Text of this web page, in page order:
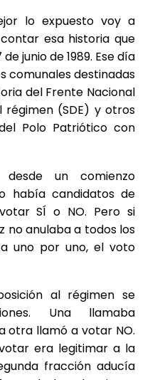
lo expuesto voy a
esa historia que
junio de 1989. Ese día
comunales destinadas
del Frente Nacional
(SDE) y otros
Polo Patriótico con
desde un comienzo
había candidatos de
SÍ o NO. Pero si
no anulaba a todos los
uno por uno, el voto
al régimen se
Una llamaba
otra llamó a votar NO.
era legitimar a la
fracción aducía